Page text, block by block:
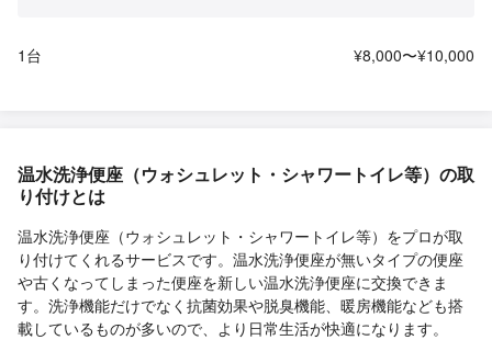
1台 ¥8,000〜¥10,000
温水洗浄便座（ウォシュレット・シャワートイレ等）の取
り付けとは
温水洗浄便座（ウォシュレット・シャワートイレ等）をプロが取
り付けてくれるサービスです。温水洗浄便座が無いタイプの便座
や古くなってしまった便座を新しい温水洗浄便座に交換できま
す。洗浄機能だけでなく抗菌効果や脱臭機能、暖房機能なども搭
載しているものが多いので、より日常生活が快適になります。